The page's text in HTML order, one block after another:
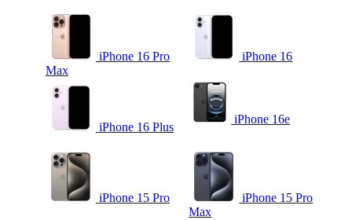
iPhone 16 Pro
Max
iPhone 16
iPhone 16 Plus
iPhone 16e
iPhone 15 Pro
iPhone 15 Pro
Max